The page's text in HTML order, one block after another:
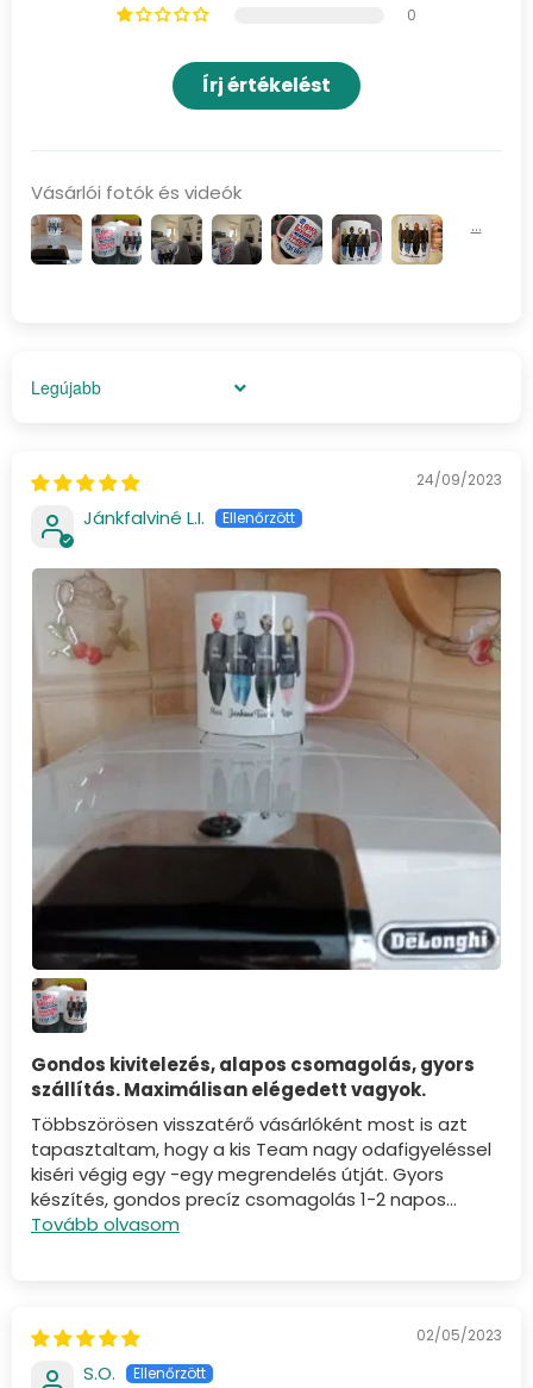
0
Írj értékelést
Vásárlói fotók és videók
Sort by
24/09/2023
Jánkfalviné L.I.
Gondos kivitelezés, alapos csomagolás, gyors
szállítás. Maximálisan elégedett vagyok.
Többszörösen visszatérő vásárlóként most is azt
tapasztaltam, hogy a kis Team nagy odafigyeléssel
kiséri végig egy -egy megrendelés útját. Gyors
készítés, gondos precíz csomagolás 1-2 napos...
Tovább olvasom
02/05/2023
S.O.